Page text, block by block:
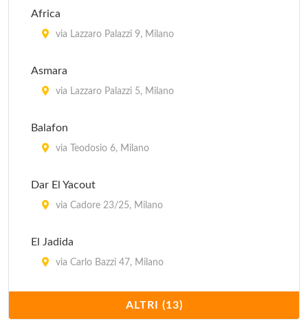
Il Girasole
Il Melograno
Innocenti Evasioni
Africa
via Lazzaro Palazzi 9, Milano
Asmara
via Lazzaro Palazzi 5, Milano
Balafon
via Teodosio 6, Milano
Dar El Yacout
via Cadore 23/25, Milano
El Jadida
via Carlo Bazzi 47, Milano
corso Sempione 12, Milano
ALTRI (13)